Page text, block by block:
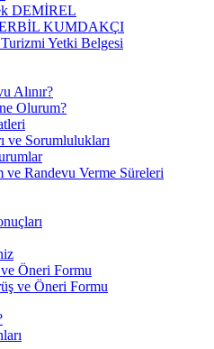
DEMİREL
KUMDAKÇI
Turizmi Yetki Belgesi
Alınır?
Olurum?
ve Sorumlulukları
ve Randevu Verme Süreleri
Öneri Formu
ve Öneri Formu